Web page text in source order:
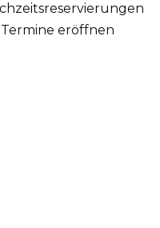
eröffnen